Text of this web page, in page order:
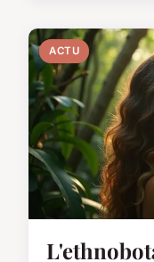
ACTU